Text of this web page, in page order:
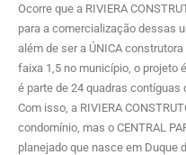
Ocorre que a RIVIERA
para a comercialização dessas
além de ser a ÚNICA
faixa 1,5 no município, o projeto
é parte de 24 quadras contíguas
Com isso, a RIVIERA
condomínio, mas o CENTRAL
planejado que nasce em Duque